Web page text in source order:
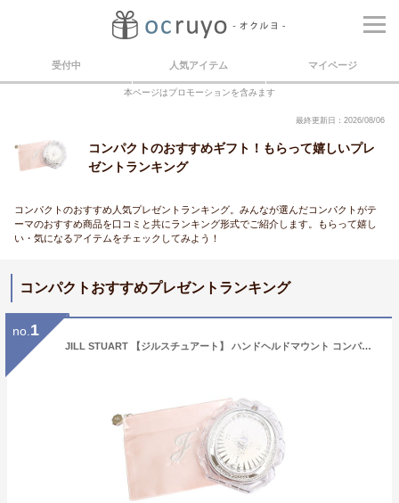
受付中 人気アイテム マイページ
本ページはプロモーションを含みます
最終更新日：2026/08/06
コンパクトのおすすめギフト！もらって嬉しいプレ
ゼントランキング
コンパクトのおすすめ人気プレゼントランキング。みんなが選んだコンパクトがテ
ーマのおすすめ商品を口コミと共にランキング形式でご紹介します。もらって嬉し
い・気になるアイテムをチェックしてみよう！
コンパクトおすすめプレゼントランキング
no. 1
JILL STUART 【ジルスチュアート】 ハンドヘルドマウント コンパクトミラーII